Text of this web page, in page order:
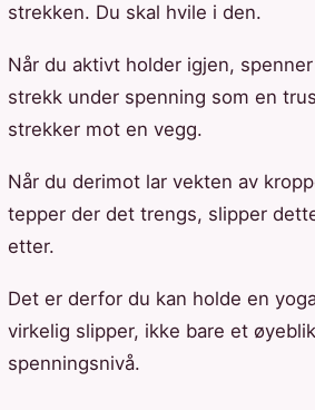
strekken. Du skal hvile i den.
Når du aktivt holder igjen,
strekk under spenning som en
strekker mot en vegg.
Når du derimot lar vekten av
tepper der det trengs, slipper
etter.
Det er derfor du kan holde en
virkelig slipper, ikke bare et
spenningsnivå.